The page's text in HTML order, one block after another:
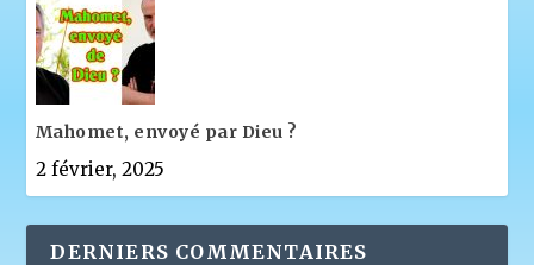
Mahomet, envoyé par Dieu ?
2 février, 2025
DERNIERS COMMENTAIRES